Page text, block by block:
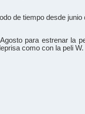
de tiempo desde
para estrenar la
como con la peli W.